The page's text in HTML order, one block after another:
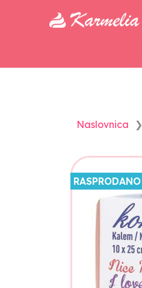
Naslovnica
RASPRODANO